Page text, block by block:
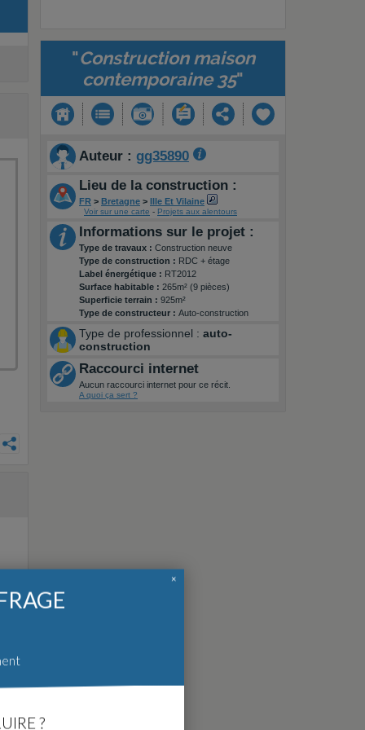
"Construction maison
contemporaine 35"
Auteur : gg35890
Lieu de la construction :
FR > Bretagne > Ille Et Vilaine
Voir sur une carte - Projets aux alentours
Informations sur le projet :
Type de travaux : Construction neuve
Type de construction : RDC + étage
Label énergétique : RT2012
Surface habitable : 265m² (9 pièces)
Superficie terrain : 925m²
Type de constructeur : Auto-construction
Type de professionnel : auto-
construction
Raccourci internet
Aucun raccourci internet pour ce récit.
A quoi ça sert ?
?
×